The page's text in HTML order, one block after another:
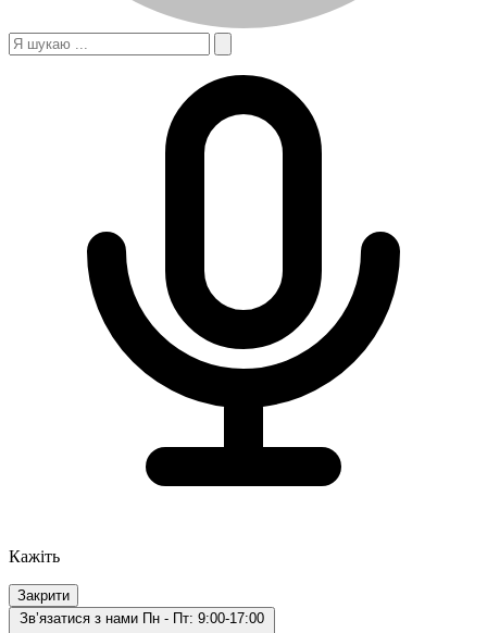
Кажіть
Закрити
Звʼязатися з нами Пн - Пт: 9:00-17:00